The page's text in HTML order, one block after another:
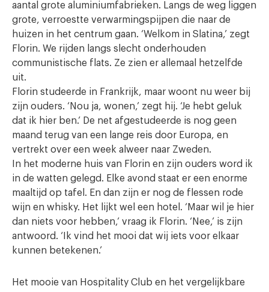
aantal grote aluminiumfabrieken. Langs de weg liggen
grote, verroestte verwarmingspijpen die naar de
huizen in het centrum gaan. ‘Welkom in Slatina,’ zegt
Florin. We rijden langs slecht onderhouden
communistische flats. Ze zien er allemaal hetzelfde
uit.
Florin studeerde in Frankrijk, maar woont nu weer bij
zijn ouders. ‘Nou ja, wonen,’ zegt hij. ‘Je hebt geluk
dat ik hier ben.’ De net afgestudeerde is nog geen
maand terug van een lange reis door Europa, en
vertrekt over een week alweer naar Zweden.
In het moderne huis van Florin en zijn ouders word ik
in de watten gelegd. Elke avond staat er een enorme
maaltijd op tafel. En dan zijn er nog de flessen rode
wijn en whisky. Het lijkt wel een hotel. ‘Maar wil je hier
dan niets voor hebben,’ vraag ik Florin. ‘Nee,’ is zijn
antwoord. ‘Ik vind het mooi dat wij iets voor elkaar
kunnen betekenen.’
Het mooie van Hospitality Club en het vergelijkbare